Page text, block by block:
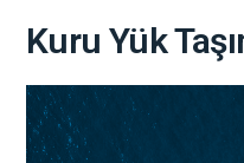
Kuru Yük